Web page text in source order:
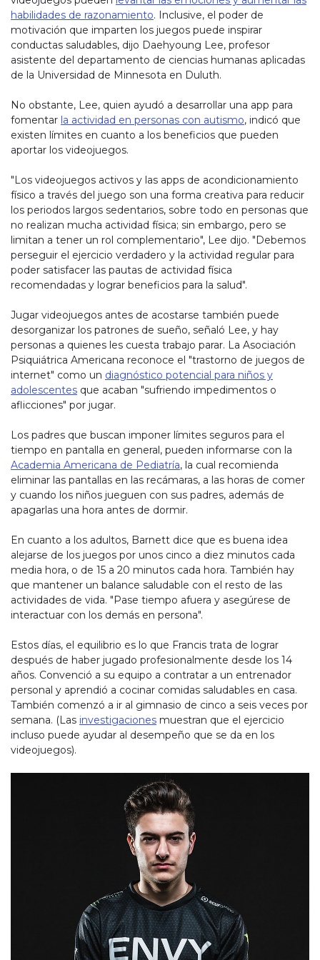
habilidades de razonamiento. Inclusive, el poder de
motivación que imparten los juegos puede inspirar
conductas saludables, dijo Daehyoung Lee, profesor
asistente del departamento de ciencias humanas aplicadas
de la Universidad de Minnesota en Duluth.
No obstante, Lee, quien ayudó a desarrollar una app para
fomentar la actividad en personas con autismo, indicó que
existen límites en cuanto a los beneficios que pueden
aportar los videojuegos.
"Los videojuegos activos y las apps de acondicionamiento
físico a través del juego son una forma creativa para reducir
los periodos largos sedentarios, sobre todo en personas que
no realizan mucha actividad física; sin embargo, pero se
limitan a tener un rol complementario", Lee dijo. "Debemos
perseguir el ejercicio verdadero y la actividad regular para
poder satisfacer las pautas de actividad física
recomendadas y lograr beneficios para la salud".
Jugar videojuegos antes de acostarse también puede
desorganizar los patrones de sueño, señaló Lee, y hay
personas a quienes les cuesta trabajo parar. La Asociación
Psiquiátrica Americana reconoce el "trastorno de juegos de
internet" como un diagnóstico potencial para niños y
adolescentes que acaban "sufriendo impedimentos o
aflicciones" por jugar.
Los padres que buscan imponer límites seguros para el
tiempo en pantalla en general, pueden informarse con la
Academia Americana de Pediatría, la cual recomienda
eliminar las pantallas en las recámaras, a las horas de comer
y cuando los niños jueguen con sus padres, además de
apagarlas una hora antes de dormir.
En cuanto a los adultos, Barnett dice que es buena idea
alejarse de los juegos por unos cinco a diez minutos cada
media hora, o de 15 a 20 minutos cada hora. También hay
que mantener un balance saludable con el resto de las
actividades de vida. "Pase tiempo afuera y asegúrese de
interactuar con los demás en persona".
Estos días, el equilibrio es lo que Francis trata de lograr
después de haber jugado profesionalmente desde los 14
años. Convenció a su equipo a contratar a un entrenador
personal y aprendió a cocinar comidas saludables en casa.
También comenzó a ir al gimnasio de cinco a seis veces por
semana. (Las investigaciones muestran que el ejercicio
incluso puede ayudar al desempeño que se da en los
videojuegos).